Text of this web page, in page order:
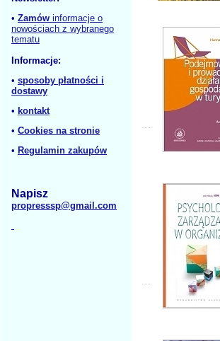
• Zamów informacje o
nowościach z wybranego
tematu
Informacje:
• sposoby płatności i
dostawy
• kontakt
• Cookies na stronie
• Regulamin zakupów
Napisz
propresssp@gmail.com